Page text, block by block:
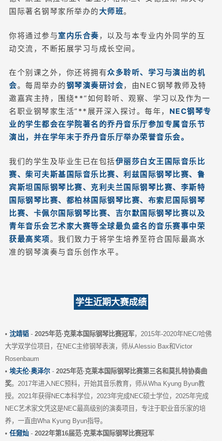
国际著名钢琴家所举办的 大师班。
你将通过参与室内乐合奏，以及与本专业内外同学的互
动交流，不断拓展学习与成长空间。
在个别课之外，你还将拥有众多聆听、学习与演出的机
会。每周举办的钢琴演奏研讨会，由NEC钢琴教师及特
邀嘉宾主持，围绕**“如何聆听、观察、学习以及作为一
名职业钢琴家生活”**展开深入探讨。每年， NEC钢琴专
业的学生都会在学院著名的乔丹音乐厅参加专属音乐节
演出，并在学年末于乔丹音乐厅举办荣誉音乐会。
我们的学生及毕业生已在包括伊丽莎白女王国际音乐比
赛、柴可夫斯基国际音乐比赛、利兹国际钢琴比赛、鲁
宾斯坦国际钢琴比赛、克利夫兰国际钢琴比赛、李斯特
国际钢琴比赛、都柏林国际钢琴比赛、布索尼国际钢琴
比赛、卡佩尔国际钢琴比赛、吉尔默国际钢琴比赛以及
青年音乐会艺术家大赛等全球最负盛名的音乐赛事中荣
获最高奖项。我们致力于将学生培养至符合国际最高水
准的钢琴演奏与音乐创作水平。
学生近期大赛成绩
• 沈靖韬 - 2025年范·克莱本国际钢琴比赛冠军，2015年-2020年NEC/哈佛
大学双学位项目，在NEC主修钢琴表演，师从Alessio Bax和Victor
Rosenbaum
• 埃夫伦·奥泽尔 - 2025年范·克莱本国际钢琴比赛第三名和莫扎特协奏曲
奖。2017年进入NEC预科，开始其音乐教育，师从Wha Kyung Byun教
授。2021年获得NEC本科学位，2023年完成NEC硕士学位，2025年完成
NEC艺术家文凭这是NEC最高级别的演奏项目，专注于职业音乐家的培
养，一直由Wha Kyung Byun指导。
• 任奫灿 - 2022年第16届范·克莱本国际钢琴比赛冠军